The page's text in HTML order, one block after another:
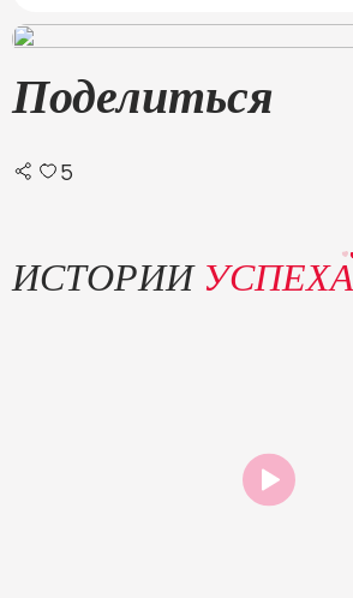
Поделиться
5
ИСТОРИИ УСПЕХА